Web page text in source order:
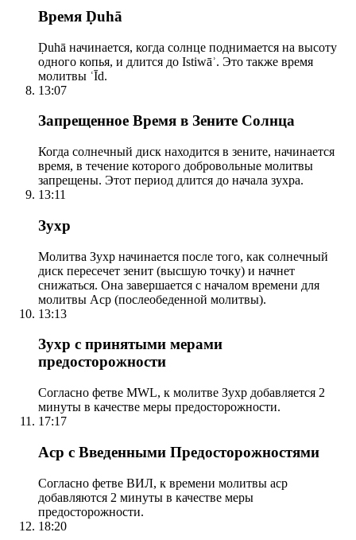
Время Ḍuhā
Ḍuhā начинается, когда солнце поднимается на высоту
одного копья, и длится до Istiwāʾ. Это также время
молитвы ʿĪd.
13:07
Запрещенное Время в Зените Солнца
Когда солнечный диск находится в зените, начинается
время, в течение которого добровольные молитвы
запрещены. Этот период длится до начала зухра.
13:11
Зухр
Молитва Зухр начинается после того, как солнечный
диск пересечет зенит (высшую точку) и начнет
снижаться. Она завершается с началом времени для
молитвы Аср (послеобеденной молитвы).
13:13
Зухр с принятыми мерами
предосторожности
Согласно фетве MWL, к молитве Зухр добавляется 2
минуты в качестве меры предосторожности.
17:17
Аср с Введенными Предосторожностями
Согласно фетве ВИЛ, к времени молитвы аср
добавляются 2 минуты в качестве меры
предосторожности.
18:20